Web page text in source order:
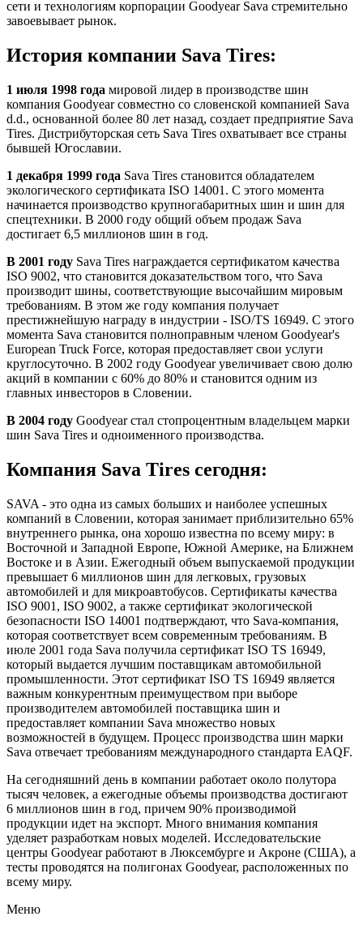
сети и технологиям корпорации Goodyear Sava стремительно
завоевывает рынок.
История компании Sava Tires:
1 июля 1998 года мировой лидер в производстве шин
компания Goodyear совместно со словенской компанией Sava
d.d., основанной более 80 лет назад, создает предприятие Sava
Tires. Дистрибуторская сеть Sava Tires охватывает все страны
бывшей Югославии.
1 декабря 1999 года Sava Tires становится обладателем
экологического сертификата ISO 14001. С этого момента
начинается производство крупногабаритных шин и шин для
спецтехники. В 2000 году общий объем продаж Sava
достигает 6,5 миллионов шин в год.
В 2001 году Sava Tires награждается сертификатом качества
ISO 9002, что становится доказательством того, что Sava
производит шины, соответствующие высочайшим мировым
требованиям. В этом же году компания получает
престижнейшую награду в индустрии - ISO/TS 16949. С этого
момента Sava становится полноправным членом Goodyear's
European Truck Force, которая предоставляет свои услуги
круглосуточно. В 2002 году Goodyear увеличивает свою долю
акций в компании с 60% до 80% и становится одним из
главных инвесторов в Словении.
В 2004 году Goodyear стал стопроцентным владельцем марки
шин Sava Tires и одноименного производства.
Компания Sava Tires сегодня:
SAVA - это одна из самых больших и наиболее успешных
компаний в Словении, которая занимает приблизительно 65%
внутреннего рынка, она хорошо известна по всему миру: в
Восточной и Западной Европе, Южной Америке, на Ближнем
Востоке и в Азии. Ежегодный объем выпускаемой продукции
превышает 6 миллионов шин для легковых, грузовых
автомобилей и для микроавтобусов. Сертификаты качества
ISO 9001, ISO 9002, а также сертификат экологической
безопасности ISO 14001 подтверждают, что Sava-компания,
которая соответствует всем современным требованиям. В
июле 2001 года Sava получила сертификат ISO TS 16949,
который выдается лучшим поставщикам автомобильной
промышленности. Этот сертификат ISO TS 16949 является
важным конкурентным преимуществом при выборе
производителем автомобилей поставщика шин и
предоставляет компании Sava множество новых
возможностей в будущем. Процесс производства шин марки
Sava отвечает требованиям международного стандарта EAQF.
На сегодняшний день в компании работает около полутора
тысяч человек, а ежегодные объемы производства достигают
6 миллионов шин в год, причем 90% производимой
продукции идет на экспорт. Много внимания компания
уделяет разработкам новых моделей. Исследовательские
центры Goodyear работают в Люксембурге и Акроне (США), а
тесты проводятся на полигонах Goodyear, расположенных по
всему миру.
Меню